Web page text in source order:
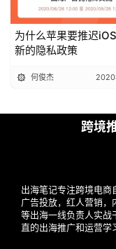
为什么苹果要推迟
新的隐私政策
何俊杰
跨境
出海笔记专注跨境电
广告投放，红人营销，
等出海一线负责人实战
直的出海推广和运营学